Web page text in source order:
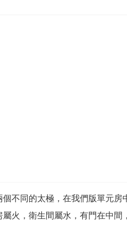
不同的太極，在我們版單元房
火，衛生間屬水，有門在中